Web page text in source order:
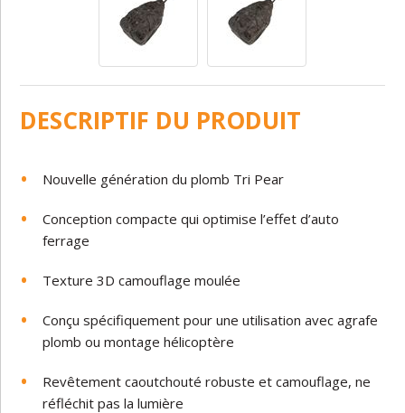
DESCRIPTIF DU PRODUIT
Nouvelle génération du plomb Tri Pear
Conception compacte qui optimise l’effet d’auto
ferrage
Texture 3D camouflage moulée
Conçu spécifiquement pour une utilisation avec agrafe
plomb ou montage hélicoptère
Revêtement caoutchouté robuste et camouflage, ne
réfléchit pas la lumière